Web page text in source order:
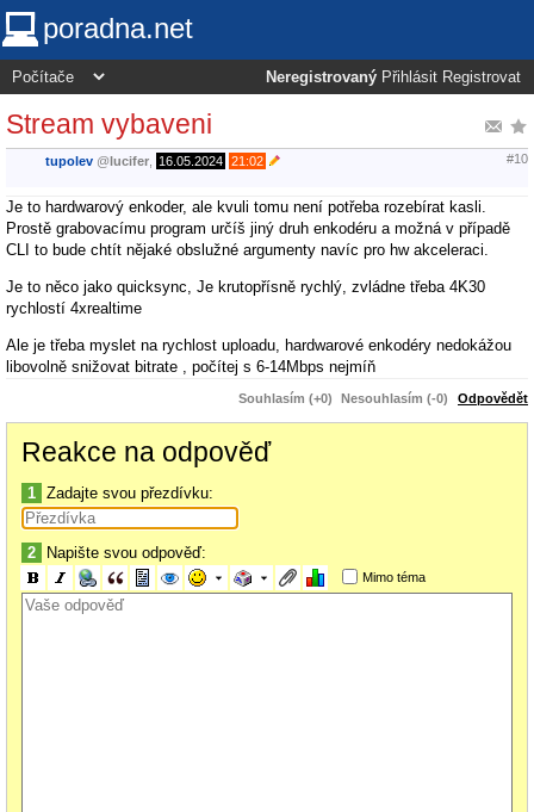
poradna.net
Neregistrovaný Přihlásit Registrovat
Stream vybaveni
tupolev @lucifer 16.05.2024 21:02 #10
Je to hardwarový enkoder, ale kvuli tomu není potřeba rozebírat kasli.
Prostě grabovacímu program určíš jiný druh enkodéru a možná v případě
CLI to bude chtít nějaké obslužné argumenty navíc pro hw akceleraci.
Je to něco jako quicksync, Je krutopřísně rychlý, zvládne třeba 4K30
rychlostí 4xrealtime
Ale je třeba myslet na rychlost uploadu, hardwarové enkodéry nedokážou
libovolně snižovat bitrate , počítej s 6-14Mbps nejmíň
Souhlasím (+0) Nesouhlasím (-0) Odpovědět
Reakce na odpověď
1 Zadajte svou přezdívku:
2 Napište svou odpověď:
Mimo téma